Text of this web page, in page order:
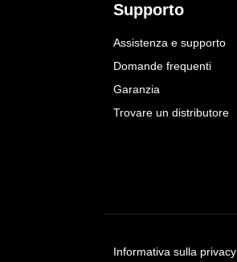
Supporto
Assistenza e supporto
Domande frequenti
Garanzia
Trovare un distributore
Informativa sulla privacy